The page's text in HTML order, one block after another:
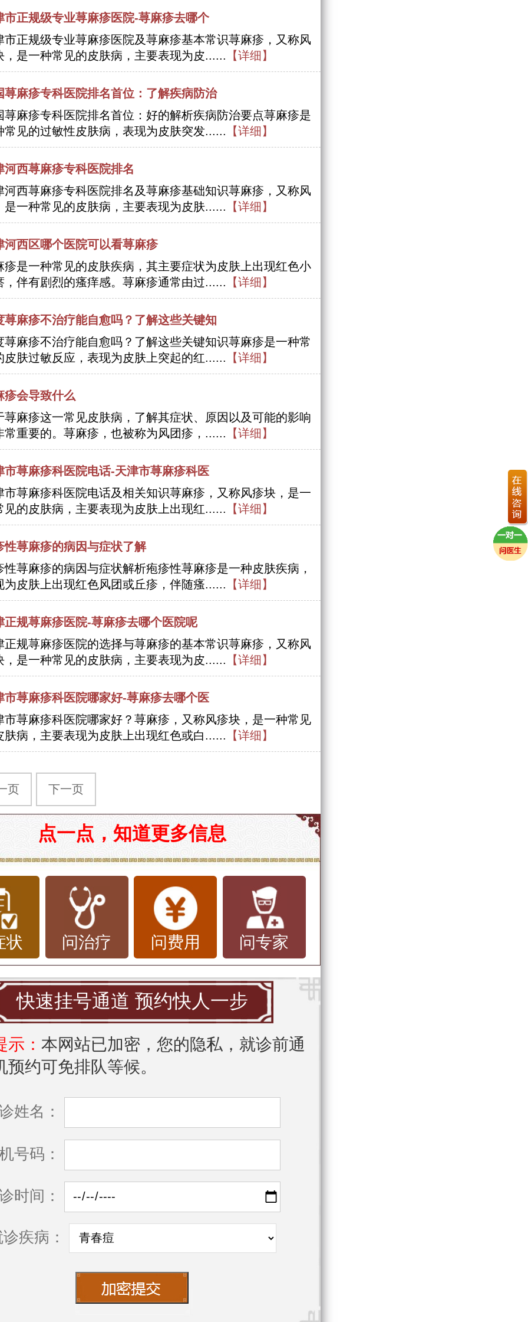
市正规级专业荨麻疹医院-荨麻疹去哪个
市正规级专业荨麻疹医院及荨麻疹基本常识荨麻疹，又称风
，是一种常见的皮肤病，主要表现为皮...... 【详细】
荨麻疹专科医院排名首位：了解疾病防治
荨麻疹专科医院排名首位：好的解析疾病防治要点荨麻疹是
常见的过敏性皮肤病，表现为皮肤突发...... 【详细】
河西荨麻疹专科医院排名
河西荨麻疹专科医院排名及荨麻疹基础知识荨麻疹，又称风
是一种常见的皮肤病，主要表现为皮肤...... 【详细】
河西区哪个医院可以看荨麻疹
疹是一种常见的皮肤疾病，其主要症状为皮肤上出现红色小
，伴有剧烈的瘙痒感。荨麻疹通常由过...... 【详细】
荨麻疹不治疗能自愈吗？了解这些关键知
荨麻疹不治疗能自愈吗？了解这些关键知识荨麻疹是一种常
皮肤过敏反应，表现为皮肤上突起的红...... 【详细】
疹会导致什么
荨麻疹这一常见皮肤病，了解其症状、原因以及可能的影响
常重要的。荨麻疹，也被称为风团疹，...... 【详细】
市荨麻疹科医院电话-天津市荨麻疹科医
市荨麻疹科医院电话及相关知识荨麻疹，又称风疹块，是一
见的皮肤病，主要表现为皮肤上出现红...... 【详细】
性荨麻疹的病因与症状了解
性荨麻疹的病因与症状解析疱疹性荨麻疹是一种皮肤疾病，
为皮肤上出现红色风团或丘疹，伴随瘙...... 【详细】
正规荨麻疹医院-荨麻疹去哪个医院呢
正规荨麻疹医院的选择与荨麻疹的基本常识荨麻疹，又称风
，是一种常见的皮肤病，主要表现为皮...... 【详细】
市荨麻疹科医院哪家好-荨麻疹去哪个医
市荨麻疹科医院哪家好？荨麻疹，又称风疹块，是一种常见
肤病，主要表现为皮肤上出现红色或白...... 【详细】
页 下一页
点一点，知道更多信息
状 问治疗 问费用 问专家
快速挂号通道 预约快人一步
示： 本网站已加密，您的隐私，就诊前通
预约可免排队等候。
姓名：
号码：
时间：
疾病：